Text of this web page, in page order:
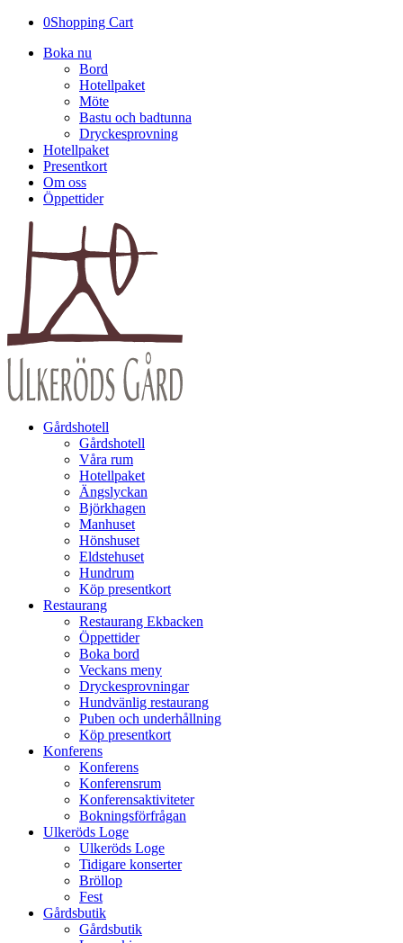
0Shopping Cart
Boka nu
Bord
Hotellpaket
Möte
Bastu och badtunna
Dryckesprovning
Hotellpaket
Presentkort
Om oss
Öppettider
Gårdshotell
Gårdshotell
Våra rum
Hotellpaket
Ängslyckan
Björkhagen
Manhuset
Hönshuset
Eldstehuset
Hundrum
Köp presentkort
Restaurang
Restaurang Ekbacken
Öppettider
Boka bord
Veckans meny
Dryckesprovningar
Hundvänlig restaurang
Puben och underhållning
Köp presentkort
Konferens
Konferens
Konferensrum
Konferensaktiviteter
Bokningsförfrågan
Ulkeröds Loge
Ulkeröds Loge
Tidigare konserter
Bröllop
Fest
Gårdsbutik
Gårdsbutik